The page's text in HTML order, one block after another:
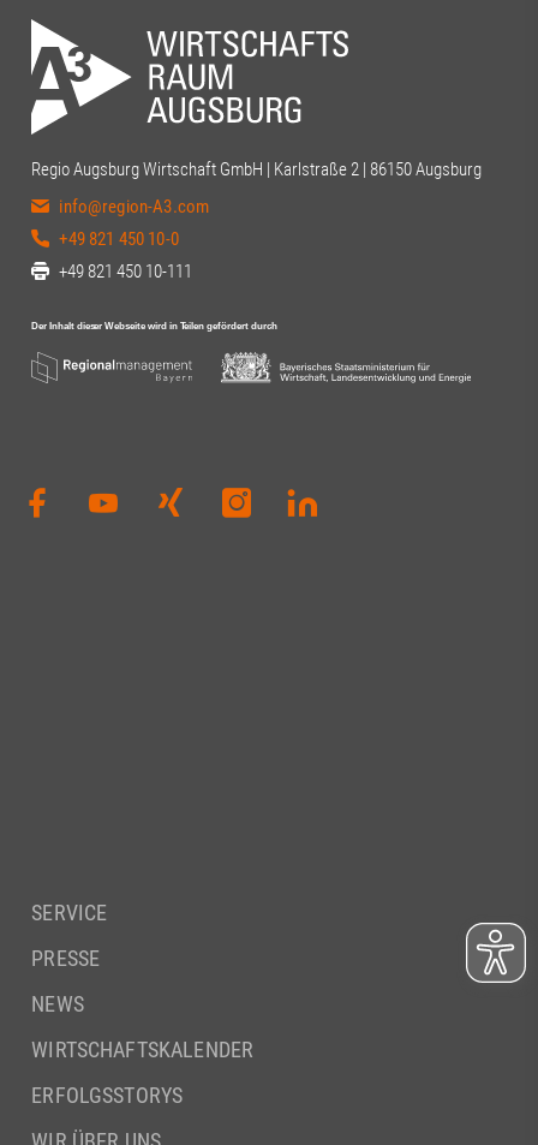
Regio Augsburg Wirtschaft GmbH | Karlstraße 2 | 86150 Augsburg
info@region-A3.com
+49 821 450 10-0
+49 821 450 10-111
SERVICE
PRESSE
NEWS
WIRTSCHAFTSKALENDER
ERFOLGSSTORYS